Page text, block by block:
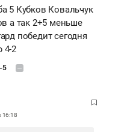
5 Кубков Ковальчук
а так 2+5 меньше
победит сегодня
4-2
-5
16:18